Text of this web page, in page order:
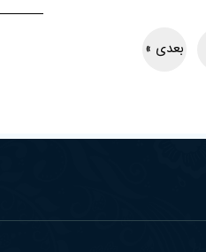
بعدی »